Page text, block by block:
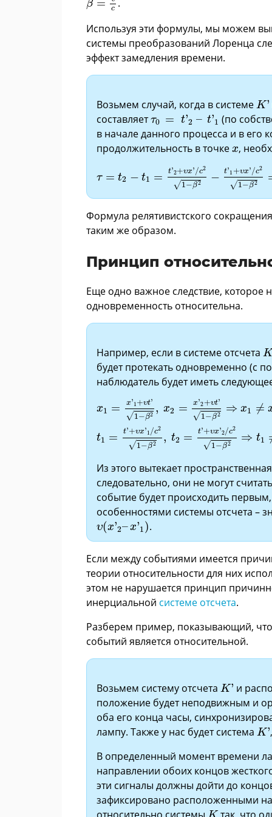
β =
c .
Используя эти формулы, мы можем
системы преобразований Лоренца
эффект замедления времени.
Возьмем случай, когда в системе K'
K'
составляетτ0 = t'2 – t'1
τ0 t '2 – 1 (по
в начале данного процесса и в
продолжительность в точке x
x,
τ = t2 − t1 = t'2+υx'/c2
√1−β2 − t'1 +υx'/c2
√1−β2
x' c21-β '1 + υx/c
Формула релятивистского
таким же образом.
Принцип
Еще одно важное следствие, которое
одновременность относительна.
Например, если в системе отсчета K
K'
будет протекать одновременно (с
наблюдатель будет иметь
x1 = x'1+υt'
√1−β2 , x2 = x'2+υt'
√1−β2 ⇒ x1 ≠
t1 = t'+υx'1 /c2
√1−β2 , t2 = t'+υx'2/c2
√1−β2 ⇒ t1
1+υt'1 =x'2+ ⇒
Из этого вытекает
следовательно, они не могут
событие будет происходить
особенностями системы отсчета –
υ(x'2–x'1)
υ(x'2–x'1) .
Если между событиями имеется
теории относительности для них
этом не нарушается принцип
инерциальной системе отсчета.
Разберем пример, показывающий,
событий является относительной.
Возьмем систему отсчета K'
K' и
положение будет неподвижным и
оба его конца часы,
лампу. Также у нас будет система K'
K'
В определенный момент времени
направлении обоих концов
эти сигналы должны дойти до
зафиксировано расположенными
K